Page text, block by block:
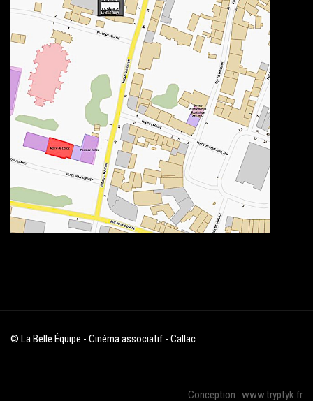
© La Belle Équipe - Cinéma associatif - Callac
Conception : www.tryptyk.fr